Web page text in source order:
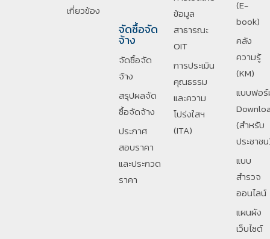
เกี่ยวข้อง
จัดซื้อจัด
จ้าง
จัดซื้อจัด
จ้าง
สรุปผลจัด
ซื้อจัดจ้าง
ประกาศ
สอบราคา
และประกวด
ราคา
ข้อมูล
สาธารณะ
OIT
การประเมิน
คุณธรรม
และความ
โปร่งใสฯ
(ITA)
(E-
book)
คลัง
ความรู้
(KM)
แบบฟอ
(สำหรับ
ประชาช
แบบ
สำรวจ
ออนไลน์
แผนผัง
เว็บไซต์